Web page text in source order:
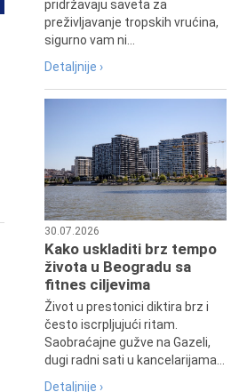
pridržavaju saveta za
preživljavanje tropskih vrućina,
sigurno vam ni...
Detaljnije ›
30.07.2026
Kako uskladiti brz tempo
života u Beogradu sa
fitnes ciljevima
Život u prestonici diktira brz i
često iscrpljujući ritam.
Saobraćajne gužve na Gazeli,
dugi radni sati u kancelarijama...
Detaljnije ›
Preminula je Đurđija Cvetić,
pozorišna, filmska i TV glumica.